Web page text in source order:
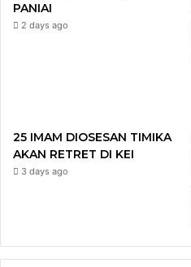
PANIAI
2 days ago
25 IMAM DIOSESAN TIMIKA
AKAN RETRET DI KEI
3 days ago